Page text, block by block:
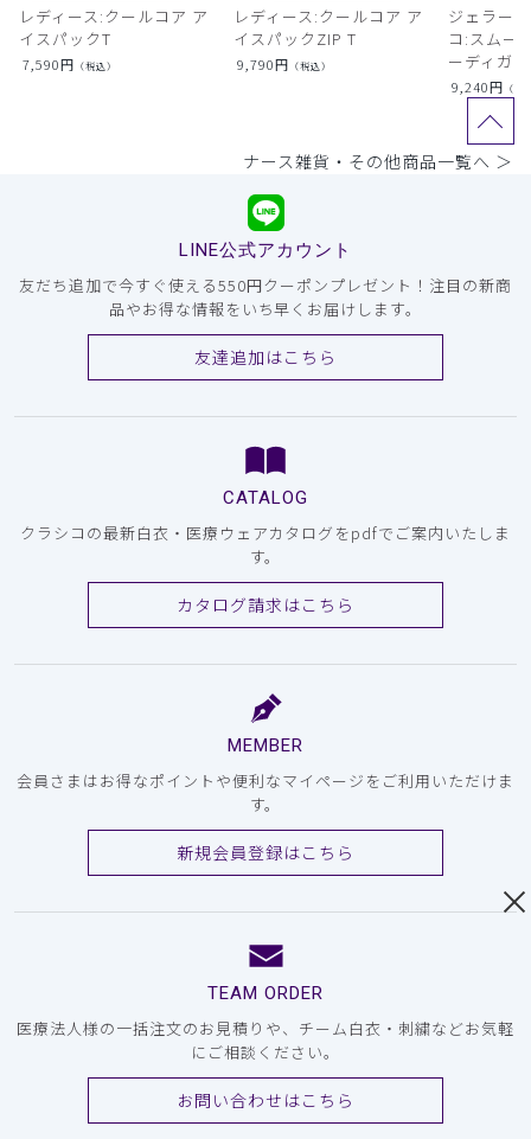
レディース:クールコア ア
イスパックT
7,590円 （税込）
レディース:クールコア ア
イスパックZIP T
9,790円 （税込）
ジェラー
コ:スムー
ーディガン
9,240円 （税
ナース雑貨・その他商品一覧へ ＞
LINE公式アカウント
友だち追加で今すぐ使える550円クーポンプレゼント！注目の新商
品やお得な情報をいち早くお届けします。
友達追加はこちら
CATALOG
クラシコの最新白衣・医療ウェアカタログをpdfでご案内いたしま
す。
カタログ請求はこちら
MEMBER
会員さまはお得なポイントや便利なマイページをご利用いただけま
す。
新規会員登録はこちら
TEAM ORDER
医療法人様の一括注文のお見積りや、チーム白衣・刺繍などお気軽
にご相談ください。
お問い合わせはこちら